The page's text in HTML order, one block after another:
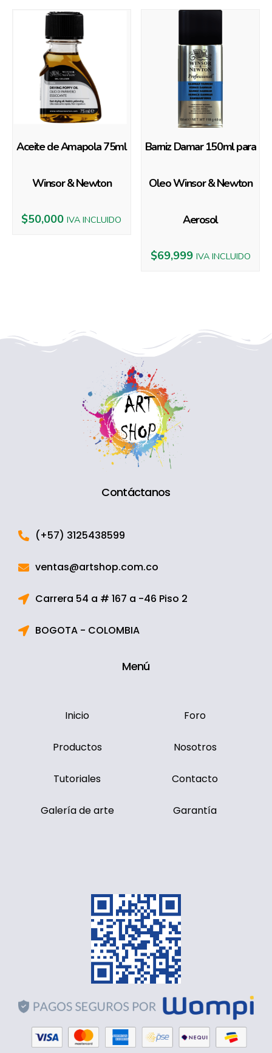
Aceite de Amapola 75ml
Winsor & Newton
$50,000 IVA INCLUIDO
Barniz Damar 150ml para
Oleo Winsor & Newton
Aerosol
$69,999 IVA INCLUIDO
Contáctanos
(+57) 3125438599
ventas@artshop.com.co
Carrera 54 a # 167 a -46 Piso 2
BOGOTA - COLOMBIA
Menú
Inicio
Productos
Tutoriales
Galería de arte
Foro
Nosotros
Contacto
Garantía